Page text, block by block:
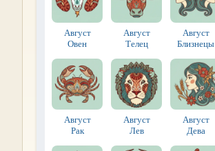
Август
Овен
Август
Телец
Август
Близнецы
Август
Рак
Август
Лев
Август
Дева